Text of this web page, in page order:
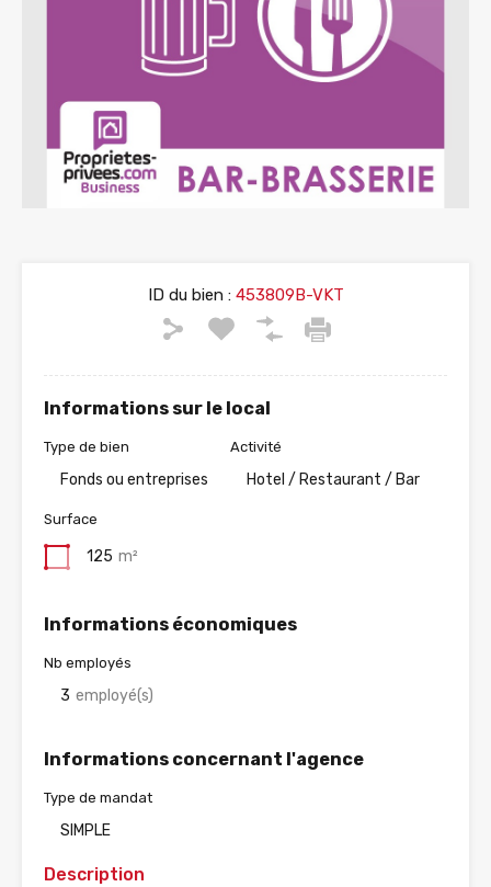
ID du bien :453809B-VKT
Informations sur le local
Type de bien
Fonds ou entreprises
Activité
Hotel / Restaurant / Bar
Surface
125 m²
Informations économiques
Nb employés
3 employé(s)
Informations concernant l'agence
Type de mandat
SIMPLE
Description